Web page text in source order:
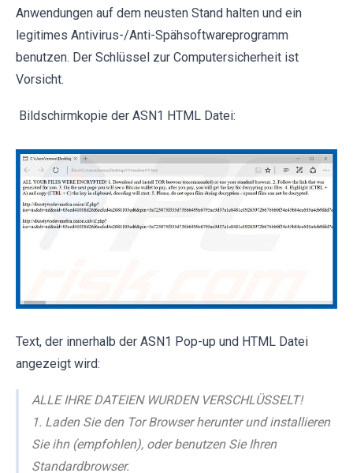
Anwendungen auf dem neusten Stand halten und ein
legitimes Antivirus-/Anti-Spähsoftwareprogramm
benutzen. Der Schlüssel zur Computersicherheit ist
Vorsicht.
Bildschirmkopie der ASN1 HTML Datei:
Text, der innerhalb der ASN1 Pop-up und HTML Datei
angezeigt wird:
ALLE IHRE DATEIEN WURDEN VERSCHLÜSSELT!
1. Laden Sie den Tor Browser herunter und installieren
Sie ihn (empfohlen), oder benutzen Sie Ihren
Standardbrowser.